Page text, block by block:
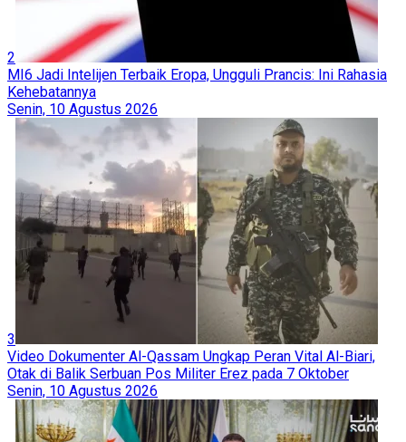
2
MI6 Jadi Intelijen Terbaik Eropa, Ungguli Prancis: Ini Rahasia
Kehebatannya
Senin, 10 Agustus 2026
3
Video Dokumenter Al-Qassam Ungkap Peran Vital Al-Biari,
Otak di Balik Serbuan Pos Militer Erez pada 7 Oktober
Senin, 10 Agustus 2026